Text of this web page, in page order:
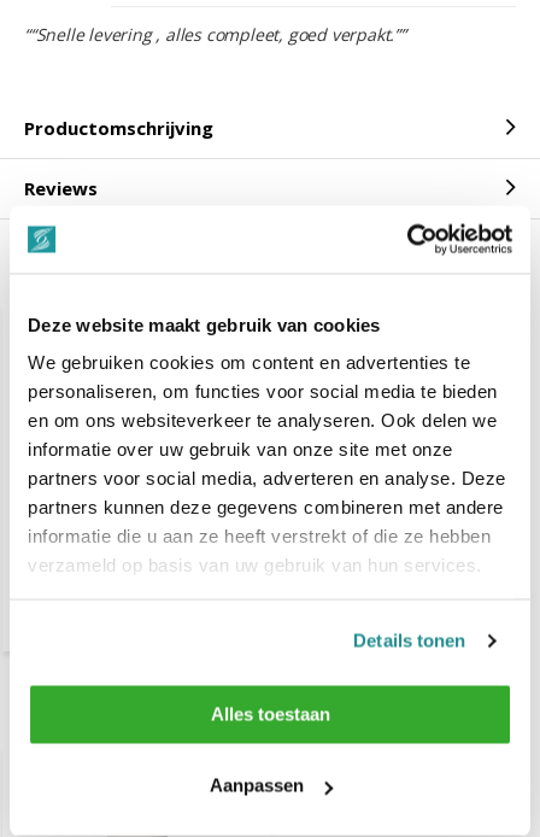
Deze website maakt gebruik van cookies
We gebruiken cookies om content en advertenties te
personaliseren, om functies voor social media te bieden
en om ons websiteverkeer te analyseren. Ook delen we
informatie over uw gebruik van onze site met onze
partners voor social media, adverteren en analyse. Deze
partners kunnen deze gegevens combineren met andere
informatie die u aan ze heeft verstrekt of die ze hebben
verzameld op basis van uw gebruik van hun services.
Details tonen
Alles toestaan
Aanpassen
““Snelle levering , alles compleet, goed verpakt.””
Productomschrijving
Reviews
DCM Sebum-regulating
shampoo 1000 ml